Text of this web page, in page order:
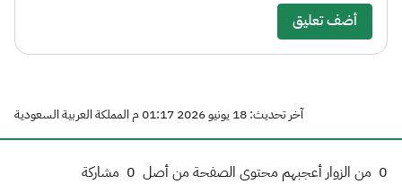
أضف تعليق
آخر تحديث: 18 يونيو 2026 01:17 م المملكة العربية السعودية
0 من الزوار أعجبهم محتوى الصفحة من أصل 0 مشاركة